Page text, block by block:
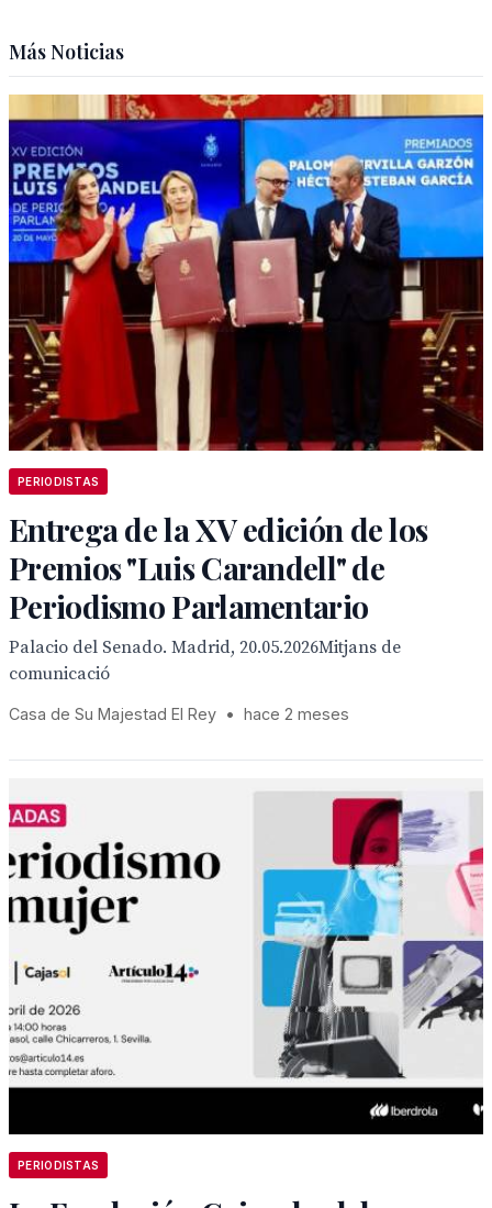
Más Noticias
PERIODISTAS
Entrega de la XV edición de los
Premios "Luis Carandell" de
Periodismo Parlamentario
Palacio del Senado. Madrid, 20.05.2026Mitjans de
comunicació
Casa de Su Majestad El Rey • hace 2 meses
PERIODISTAS